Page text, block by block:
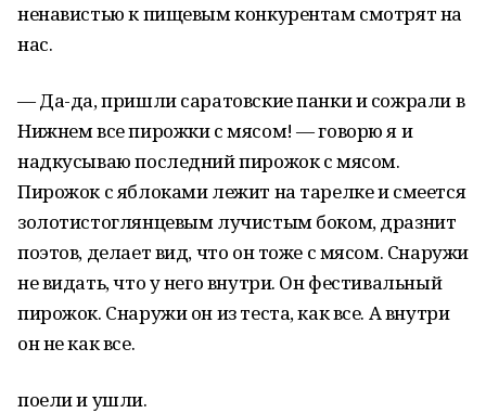
ненавистью к пищевым конкурентам смотрят на
нас.
— Да-да, пришли саратовские панки и сожрали в
Нижнем все пирожки с мясом! — говорю я и
надкусываю последний пирожок с мясом.
Пирожок с яблоками лежит на тарелке и смеется
золотистоглянцевым лучистым боком, дразнит
поэтов, делает вид, что он тоже с мясом. Снаружи
не видать, что у него внутри. Он фестивальный
пирожок. Снаружи он из теста, как все. А внутри
он не как все.
поели и ушли.